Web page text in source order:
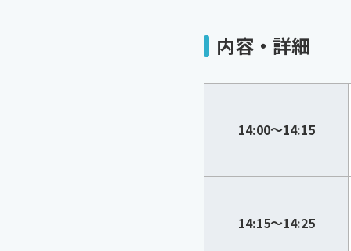
内容・詳細
14:00～14:15
14:15～14:25